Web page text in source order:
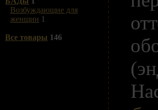
Возбуждающие для
женщин 1
Все товары 146